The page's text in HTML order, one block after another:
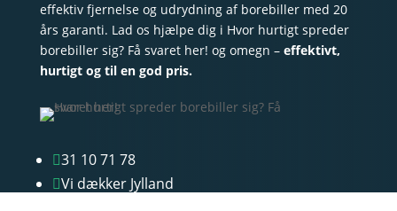
effektiv fjernelse og udrydning af borebiller med 20
års garanti. Lad os hjælpe dig i Hvor hurtigt spreder
borebiller sig? Få svaret her! og omegn –effektivt,
hurtigt og til en god pris.
31 10 71 78
Vi dækker Jylland